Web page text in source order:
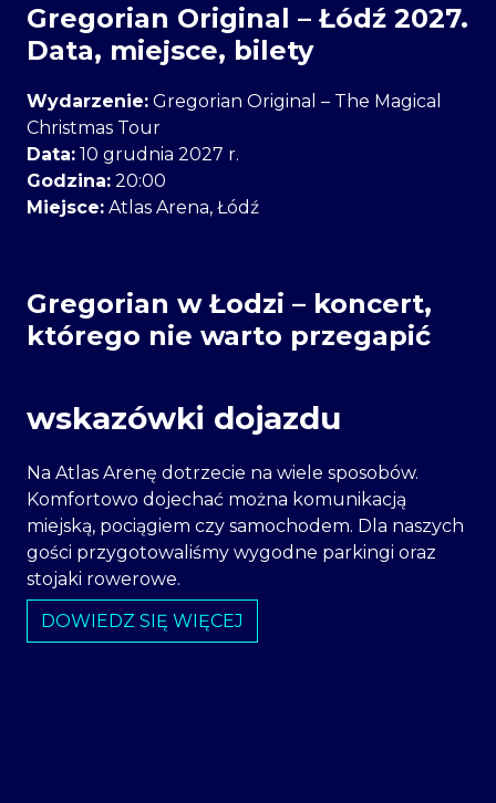
Gregorian Original – Łódź 2027.
Data, miejsce, bilety
Wydarzenie: Gregorian Original – The Magical
Christmas Tour
Data: 10 grudnia 2027 r.
Godzina: 20:00
Miejsce: Atlas Arena, Łódź
Gregorian w Łodzi – koncert,
którego nie warto przegapić
wskazówki dojazdu
Na Atlas Arenę dotrzecie na wiele sposobów.
Komfortowo dojechać można komunikacją
miejską, pociągiem czy samochodem. Dla naszych
gości przygotowaliśmy wygodne parkingi oraz
stojaki rowerowe.
DOWIEDZ SIĘ WIĘCEJ